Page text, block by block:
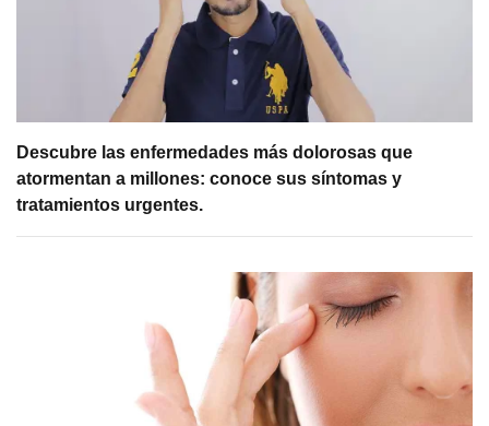
Descubre las enfermedades más dolorosas que
atormentan a millones: conoce sus síntomas y
tratamientos urgentes.